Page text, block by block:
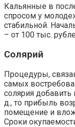
Кальянные в
спросом у
стабильной.
– от 100 тыс.
Солярий
Процедуры,
самых
солярия
д., то прибыль
помещение и
Сроки